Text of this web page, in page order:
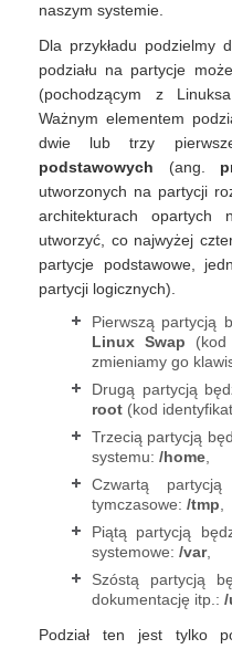
naszym systemie.
Dla przykładu podzielmy
podziału na partycje
(pochodzącym z
Ważnym elementem
dwie lub trzy
podstawowych (ang.
utworzonych na partycji
architekturach opartych
utworzyć, co najwyżej
partycje podstawowe,
partycji logicznych).
Pierwszą partycją
Linux Swap (kod
zmieniamy go
Drugą partycją
root (kod
Trzecią partycją
systemu: /home
Czwartą
tymczasowe: /tmp
Piątą partycją
systemowe: /var,
Szóstą partycją
dokumentację itp.: /
Podział ten jest tylko